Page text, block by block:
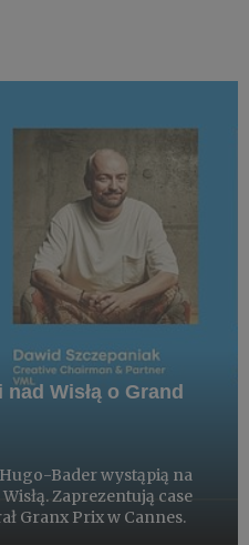
Wisłą o Grand
Bader wystąpią na
Zaprezentują case
Granx Prix w Cannes.